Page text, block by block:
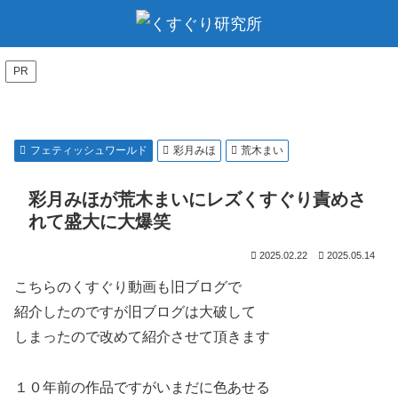
PR
フェティッシュワールド 彩月みほ 荒木まい
彩月みほが荒木まいにレズくすぐり責めさ
れて盛大に大爆笑
2025.02.22 2025.05.14
こちらのくすぐり動画も旧ブログで
紹介したのですが旧ブログは大破して
しまったので改めて紹介させて頂きます
１０年前の作品ですがいまだに色あせる